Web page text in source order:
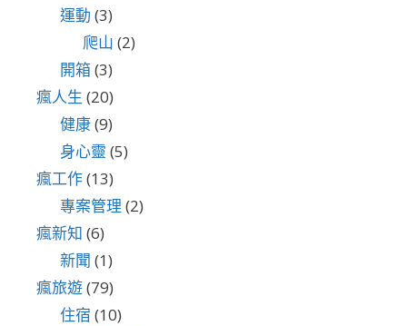
運動 (3)
爬山 (2)
開箱(3)
瘋人生 (20)
健康(9)
身心靈 (5)
瘋工作(13)
專案管理 (2)
瘋新知 (6)
新聞 (1)
瘋旅遊(79)
住宿 (10)